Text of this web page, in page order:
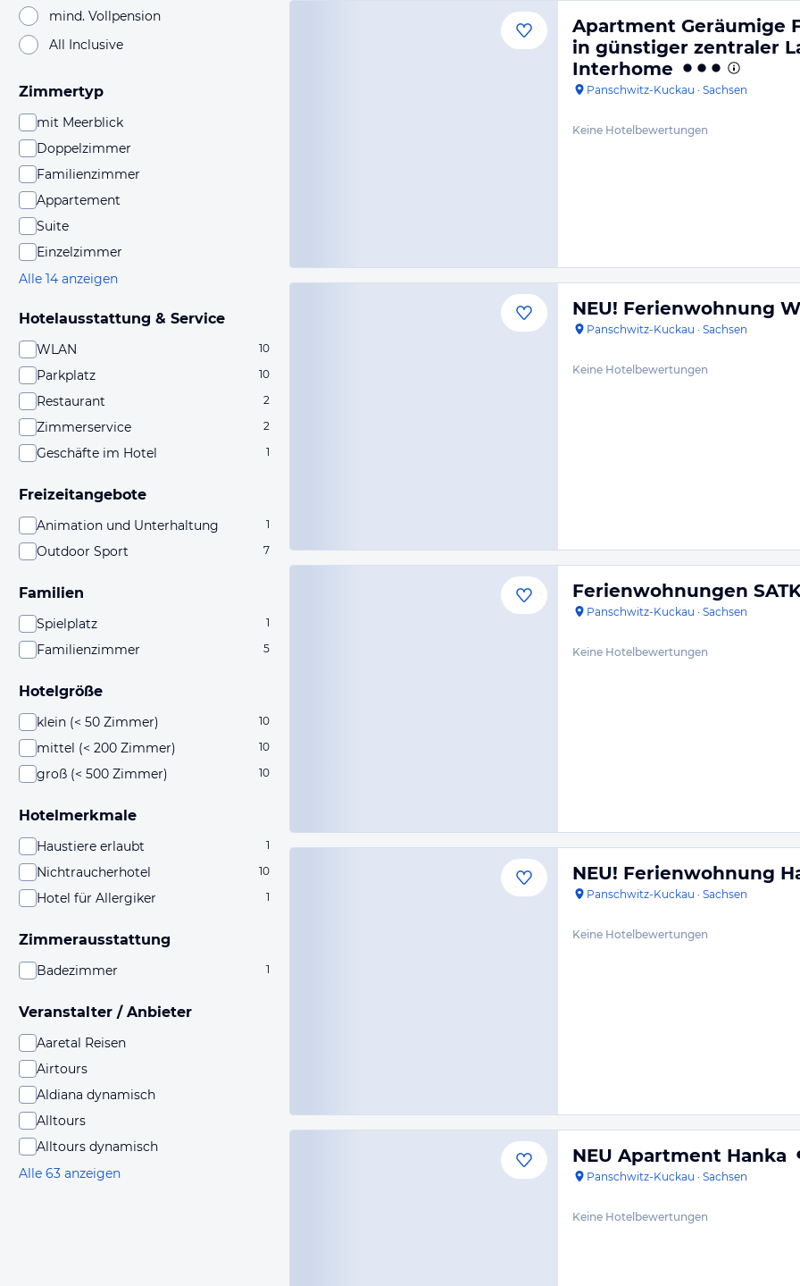
mind. Vollpension
All Inclusive
Zimmertyp
mit Meerblick
Doppelzimmer
Familienzimmer
Appartement
Suite
Einzelzimmer
Alle 14 anzeigen
Hotelausstattung & Service
WLAN 10
Parkplatz 10
Restaurant 2
Zimmerservice 2
Geschäfte im Hotel 1
Freizeitangebote
Animation und Unterhaltung 1
Outdoor Sport 7
Familien
Spielplatz 1
Familienzimmer 5
Hotelgröße
klein (< 50 Zimmer) 10
mittel (< 200 Zimmer) 10
groß (< 500 Zimmer) 10
Hotelmerkmale
Haustiere erlaubt 1
Nichtraucherhotel 10
Hotel für Allergiker 1
Zimmerausstattung
Badezimmer 1
Veranstalter / Anbieter
Aaretal Reisen
Airtours
Aldiana dynamisch
Alltours
Alltours dynamisch
Alle 63 anzeigen
Apartment Geräumige
in günstiger zentraler
Interhome
Panschwitz-Kuckau · Sachsen
Keine Hotelbewertungen
NEU! Ferienwohnung
Panschwitz-Kuckau · Sachsen
Keine Hotelbewertungen
Ferienwohnungen
Panschwitz-Kuckau · Sachsen
Keine Hotelbewertungen
NEU! Ferienwohnung
Panschwitz-Kuckau · Sachsen
Keine Hotelbewertungen
NEU Apartment Hanka
Panschwitz-Kuckau · Sachsen
Keine Hotelbewertungen